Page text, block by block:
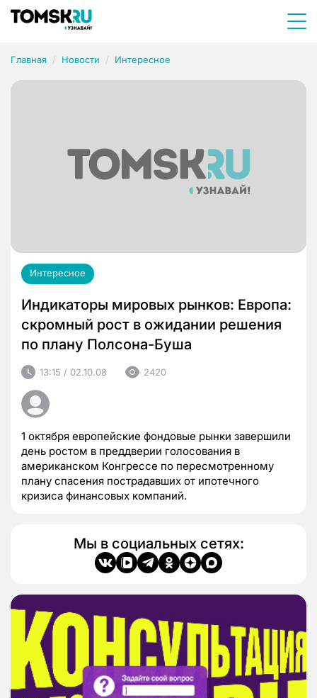
Главная Новости Интересное
Интересное
Индикаторы мировых рынков: Европа:
скромный рост в ожидании решения
по плану Полсона-Буша
13:15 / 02.10.08 2420
1 октября европейские фондовые рынки завершили
день ростом в преддверии голосования в
американском Конгрессе по пересмотренному
плану спасения пострадавших от ипотечного
кризиса финансовых компаний.
Мы в социальных сетях: